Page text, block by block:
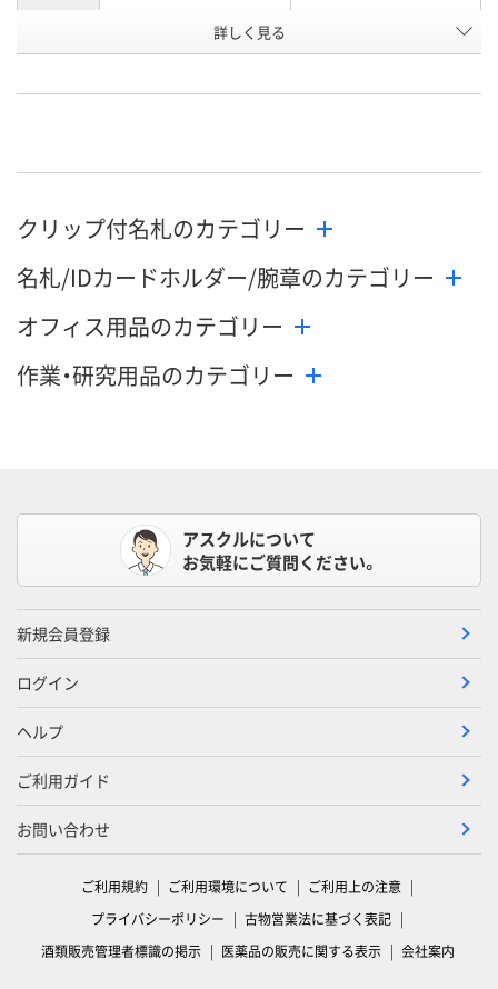
詳しく見る
クリップ付名札のカテゴリー
名札/IDカードホルダー/腕章のカテゴリー
オフィス用品のカテゴリー
作業・研究用品のカテゴリー
アスクルについて
お気軽にご質問ください。
新規会員登録
ログイン
ヘルプ
ご利用ガイド
お問い合わせ
ご利用規約 ご利用環境について
ご利用上の注意
プライバシーポリシー
古物営業法に基づく表記
酒類販売管理者標識の掲示
医薬品の販売に関する表示 会社案内